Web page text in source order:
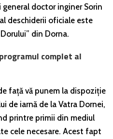
doctor inginer Sorin
deschiderii oficiale este
din Dorna.
complet al
față vă punem la dispoziție
de iarnă de la Vatra Dornei,
printre primii din mediul
cele necesare. Acest fapt